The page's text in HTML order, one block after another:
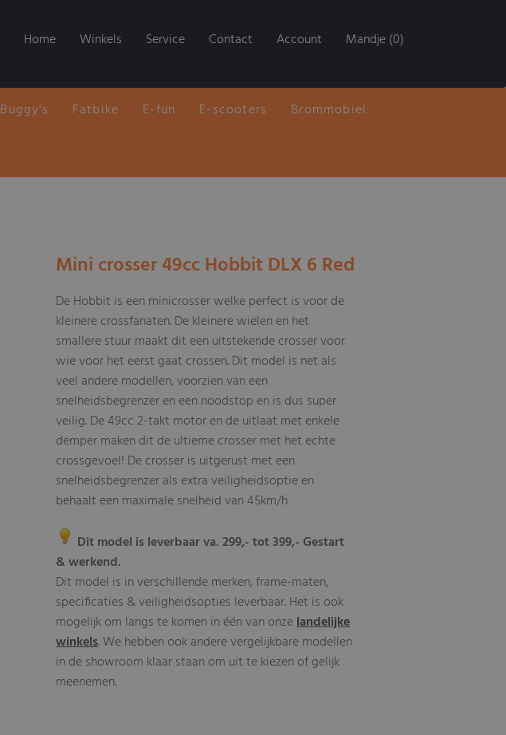
Home Winkels Service Contact Account Mandje (0)
Buggy's Fatbike E-fun E-scooters Brommobiel
Mini crosser 49cc Hobbit DLX 6 Red
De Hobbit is een minicrosser welke perfect is voor de
kleinere crossfanaten. De kleinere wielen en het
smallere stuur maakt dit een uitstekende crosser voor
wie voor het eerst gaat crossen. Dit model is net als
veel andere modellen, voorzien van een
snelheidsbegrenzer en een noodstop en is dus super
veilig. De 49cc 2-takt motor en de uitlaat met enkele
demper maken dit de ultieme crosser met het echte
crossgevoel! De crosser is uitgerust met een
snelheidsbegrenzer als extra veiligheidsoptie en
behaalt een maximale snelheid van 45km/h
Dit model is leverbaar va. 299,- tot 399,- Gestart
& werkend.
Dit model is in verschillende merken, frame-maten,
specificaties & veiligheidsopties leverbaar. Het is ook
mogelijk om langs te komen in één van onzelandelijke
winkels. We hebben ook andere vergelijkbare modellen
in de showroom klaar staan om uit te kiezen of gelijk
meenemen.